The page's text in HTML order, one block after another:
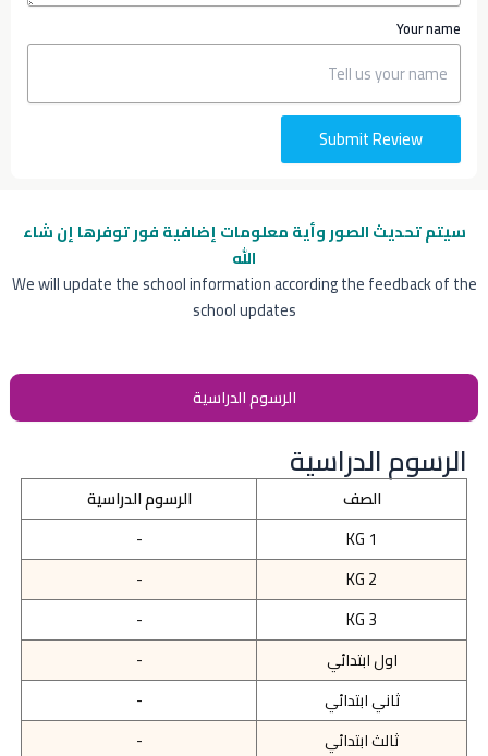
سيتم تحديث الصور وأية معلومات إضافيةفور توفرها إن شاء
الله
We will update the school information according the feedback of the
school updates
الرسوم الدراسية
الرسوم الدراسية
الصف
الرسوم الدراسية
KG 1
-
KG 2
-
KG 3
-
اول ابتدائي
-
ثاني ابتدائي
-
ثالث ابتدائي
-
Your name
Submit Review